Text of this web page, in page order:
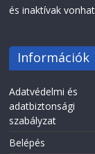
és inaktívak
Információk
Adatvédelmi és
adatbiztonsági
szabályzat
Belépés